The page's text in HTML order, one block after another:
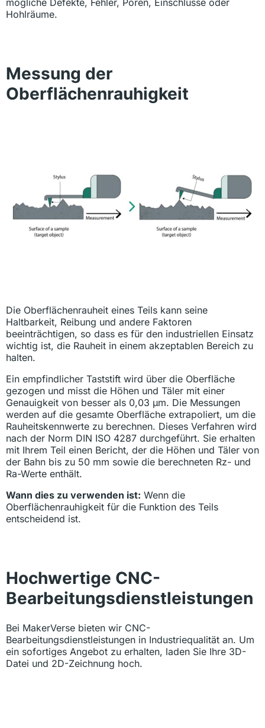
Hohlräume.
Messung der
Oberflächenrauhigkeit
Die Oberflächenrauheit eines Teils kann seine
Haltbarkeit, Reibung und andere Faktoren
beeinträchtigen, so dass es für den industriellen Einsatz
wichtig ist, die Rauheit in einem akzeptablen Bereich zu
halten.
Ein empfindlicher Taststift wird über die Oberfläche
gezogen und misst die Höhen und Täler mit einer
Genauigkeit von besser als 0,03 μm. Die Messungen
werden auf die gesamte Oberfläche extrapoliert, um die
Rauheitskennwerte zu berechnen. Dieses Verfahren wird
nach der Norm DIN ISO 4287 durchgeführt. Sie erhalten
mit Ihrem Teil einen Bericht, der die Höhen und Täler von
der Bahn bis zu 50 mm sowie die berechneten Rz- und
Ra-Werte enthält.
Wann dies zu verwenden ist: Wenn die
Oberflächenrauhigkeit für die Funktion des Teils
entscheidend ist.
Hochwertige CNC-
Bearbeitungsdienstleistungen
Bei MakerVerse bieten wir CNC-
Bearbeitungsdienstleistungen in Industriequalität an. Um
ein sofortiges Angebot zu erhalten, laden Sie Ihre 3D-
Datei und 2D-Zeichnung hoch.